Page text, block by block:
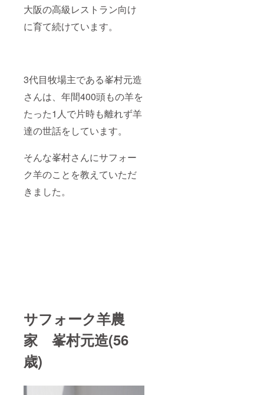
大阪の高級レストラン向け
に育て続けています。
3代目牧場主である峯村元造
さんは、年間400頭もの羊を
たった1人で片時も離れず羊
達の世話をしています。
そんな峯村さんにサフォー
ク羊のことを教えていただ
きました。
サフォーク羊農
家 峯村元造(56
歳)